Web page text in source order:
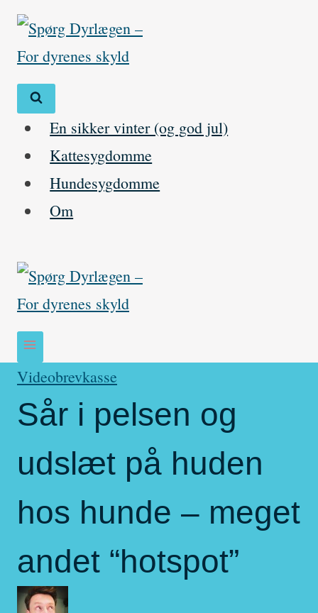
Skip
content
En sikker vinter (og god jul)
Kattesygdomme
Hundesygdomme
Om
Videobrevkasse
Sår i pelsen og
udslæt på huden
hos hunde – meget
andet “hotspot”